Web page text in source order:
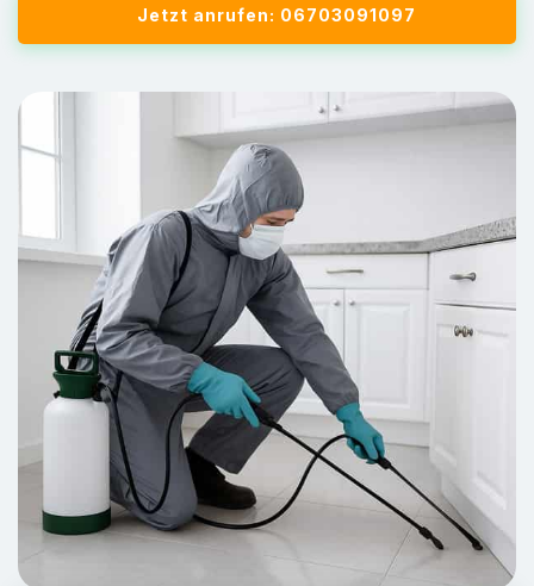
Jetzt anrufen: 06703091097